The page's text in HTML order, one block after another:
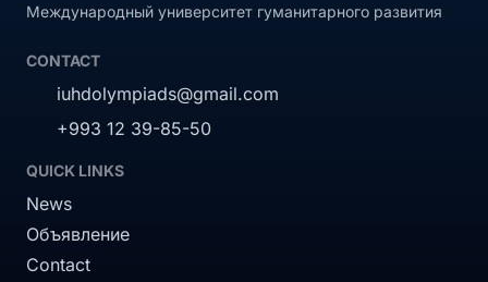
Международный университет гуманитарного развития
CONTACT
iuhdolympiads@gmail.com
+993 12 39-85-50
QUICK LINKS
News
Объявление
Contact